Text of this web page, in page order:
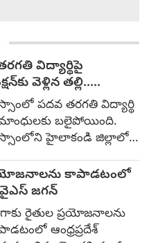
విద్యార్థిపై
వెళ్లిన తల్లి..
పదవ తరగతి విద్యార్థి
బలైపోయింది.
హైలాకండి జిల్లాలో
బాలికపై సామూహిక
హత్యకు
ఒక మైనర్‌తో సహా
అరెస్టు చేసినట్లు
తెలిపారు. ఆగస్టు 1
కాపాడటంలో
జగన్
రైతుల ప్రయోజనాలను
ఆంధ్రప్రదేశ్